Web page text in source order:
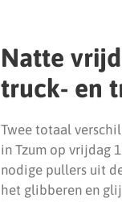
Natte
truck- en
Twee totaal
in Tzum op vrijdag
nodige pullers uit
het glibberen en